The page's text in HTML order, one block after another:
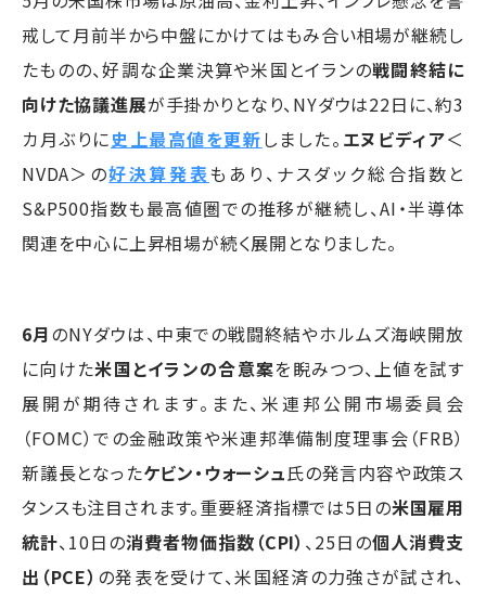
戒して月前半から中盤にかけてはもみ合い相場が継続し
たものの、好調な企業決算や米国とイランの戦闘終結に
向けた協議進展が手掛かりとなり、NYダウは22日に、約3
カ月ぶりに史上最高値を更新しました。 エヌビディア＜
NVDA＞の好決算発表もあり、ナスダック総合指数と
S&P500指数も最高値圏での推移が継続し、AI・半導体
関連を中心に上昇相場が続く展開となりました。
6月のNYダウは、中東での戦闘終結やホルムズ海峡開放
に向けた米国とイランの合意案を睨みつつ、上値を試す
展開が期待されます。また、米連邦公開市場委員会
（FOMC）での金融政策や米連邦準備制度理事会（FRB）
新議長となったケビン・ウォーシュ氏の発言内容や政策ス
タンスも注目されます。重要経済指標では5日の米国雇用
統計、10日の消費者物価指数（CPI） 、25日の個人消費支
出（PCE） の発表を受けて、米国経済の力強さが試され、